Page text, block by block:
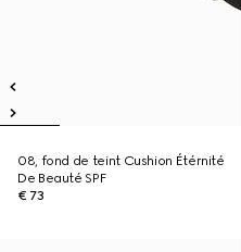
08, fond de teint Cushion Étérnité
De Beauté SPF
€ 73